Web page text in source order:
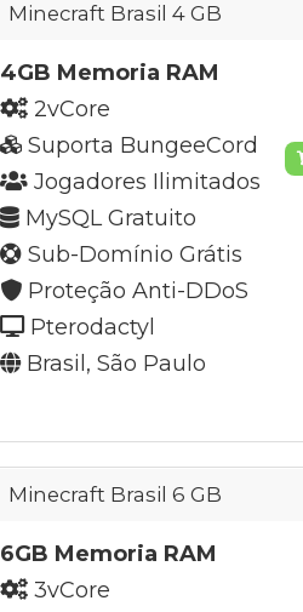
Minecraft Brasil 4 GB
4GB Memoria RAM
2vCore
Suporta BungeeCord
Jogadores Ilimitados
MySQL Gratuito
Sub-Domínio Grátis
Proteção Anti-DDoS
Pterodactyl
Brasil, São Paulo
Minecraft Brasil 6 GB
6GB Memoria RAM
3vCore